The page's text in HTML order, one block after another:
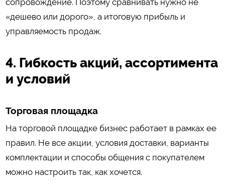
«дешево или дорого», а итоговую прибыль и
управляемость продаж.
4. Гибкость акций, ассортимента
и условий
Торговая площадка
На торговой площадке бизнес работает в рамках ее
правил. Не все акции, условия доставки, варианты
комплектации и способы общения с покупателем
можно настроить так, как хочется.